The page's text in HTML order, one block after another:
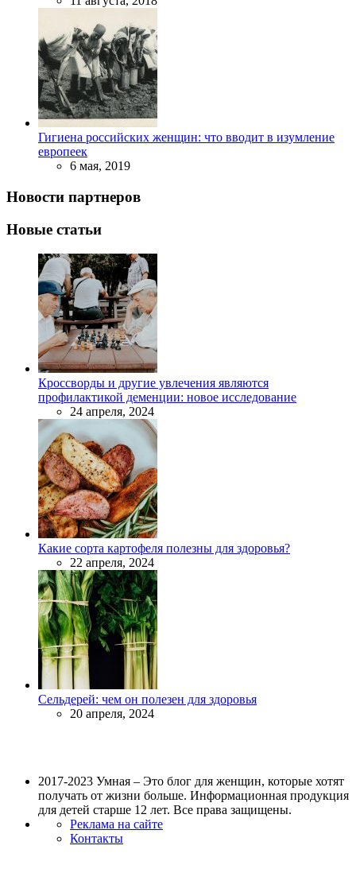
Гигиена российских женщин: что вводит в изумление
европеек
6 мая, 2019
Новости партнеров
Новые статьи
Кроссворды и другие увлечения являются
профилактикой деменции: новое исследование
24 апреля, 2024
Какие сорта картофеля полезны для здоровья?
22 апреля, 2024
Сельдерей: чем он полезен для здоровья
20 апреля, 2024
2017-2023 Умная – Это блог для женщин, которые хотят
получать от жизни больше. Информационная продукция
для детей старше 12 лет. Все права защищены.
Реклама на сайте
Контакты